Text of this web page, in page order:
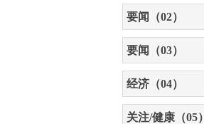
要闻（02）
要闻（03）
经济（04）
关注/健康（05）